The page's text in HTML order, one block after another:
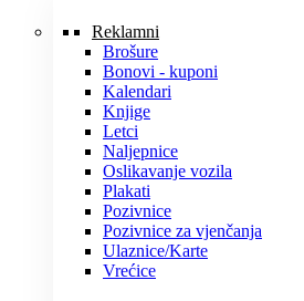
Reklamni
Brošure
Bonovi - kuponi
Kalendari
Knjige
Letci
Naljepnice
Oslikavanje vozila
Plakati
Pozivnice
Pozivnice za vjenčanja
Ulaznice/Karte
Vrećice